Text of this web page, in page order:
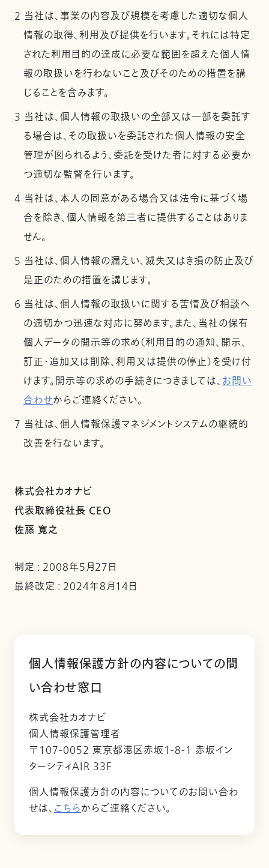
2 当社は、事業の内容及び規模を考慮した適切な個人
情報の取得、利用及び提供を行います。それには特定
された利用目的の達成に必要な範囲を超えた個人情
報の取扱いを行わないこと及びそのための措置を講
じることを含みます。
3 当社は、個人情報の取扱いの全部又は一部を委託す
る場合は、その取扱いを委託された個人情報の安全
管理が図られるよう、委託を受けた者に対する必要か
つ適切な監督を行います。
4 当社は、本人の同意がある場合又は法令に基づく場
合を除き、個人情報を第三者に提供することはありま
せん。
5 当社は、個人情報の漏えい、滅失又はき損の防止及び
是正のための措置を講じます。
6 当社は、個人情報の取扱いに関する苦情及び相談へ
の適切かつ迅速な対応に努めます。また、当社の保有
個人データの開示等の求め（利用目的の通知、開示、
訂正・追加又は削除、利用又は提供の停止）を受け付
けます。開示等の求めの手続きにつきましては、お問い
合わせからご連絡ください。
7 当社は、個人情報保護マネジメントシステムの継続的
改善を行ないます。
株式会社カオナビ
代表取締役社長 CEO
佐藤 寛之
制定 : 2008年5月27日
最終改定 : 2024年8月14日
個人情報保護方針の内容についての問
い合わせ窓口
株式会社カオナビ
個人情報保護管理者
〒107-0052 東京都港区赤坂1-8-1 赤坂イン
ターシティAIR 33F
個人情報保護方針の内容についてのお問い合わ
せは、こちらからご連絡ください。